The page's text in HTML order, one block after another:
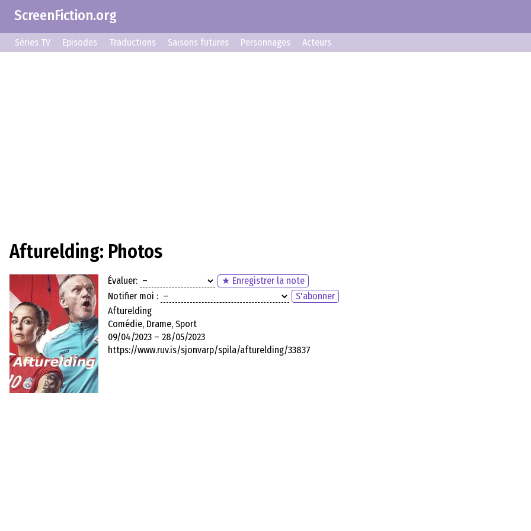
ScreenFiction.org
Séries TV Episodes Traductions Saisons futures Personnages Acteurs
Afturelding: Photos
Évaluer:
★ Enregistrer la note
Notifier moi :
S'abonner
Afturelding
Comédie, Drame, Sport
09/04/2023 – 28/05/2023
https://www.ruv.is/sjonvarp/spila/afturelding/33837